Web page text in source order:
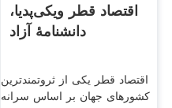
اقتصاد قطر ویکی‌پدیا،
دانشنامهٔ آزاد
اقتصاد قطر یکی از ثروتمندترین
کشورهای جهان بر اساس سرانه